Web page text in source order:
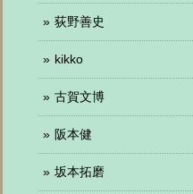
荻野善史
kikko
古賀文博
阪本健
坂本拓磨